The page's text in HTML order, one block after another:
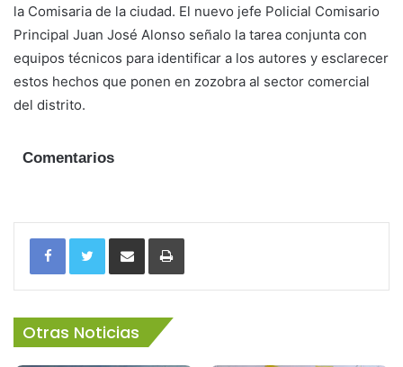
la Comisaria de la ciudad. El nuevo jefe Policial Comisario
Principal Juan José Alonso señalo la tarea conjunta con
equipos técnicos para identificar a los autores y esclarecer
estos hechos que ponen en zozobra al sector comercial
del distrito.
Comentarios
Facebook Twitter
Otras Noticias